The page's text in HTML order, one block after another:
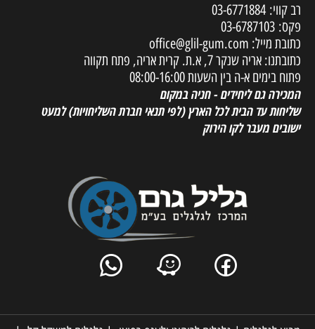
רב קווי:03-6771884
פקס: 03-6787103
כתובת מייל: office@glil-gum.com
כתובתנו: אריה שנקר 7, א.ת. קרית אריה, פתח תקווה
פתוח בימים א-ה בין השעות 08:00-16:00
המכירה גם ליחידים - חניה במקום
שליחות עד הבית לכל הארץ(לפי תנאי חברת השליחויות) למעט
ישובים מעבר לקו הירוק